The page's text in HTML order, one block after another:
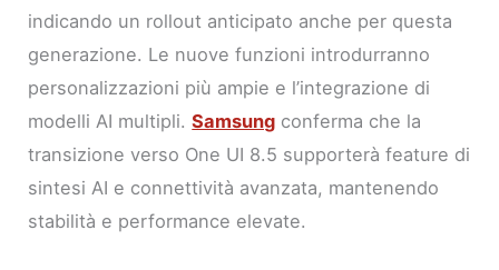
indicando un rollout anticipato anche per questa
generazione. Le nuove funzioni introdurranno
personalizzazioni più ampie e l’integrazione di
modelli AI multipli.Samsung conferma che la
transizione verso One UI 8.5 supporterà feature di
sintesi AI e connettività avanzata, mantenendo
stabilità e performance elevate.